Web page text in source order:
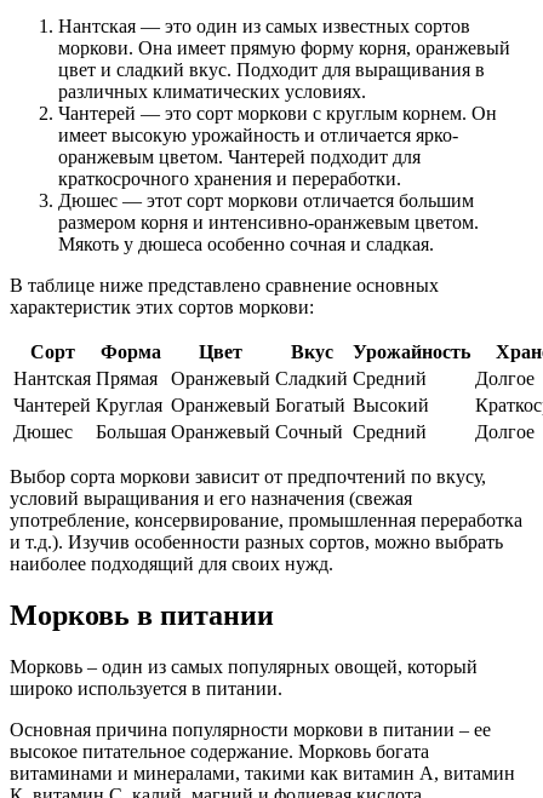
Нантская — это один из самых известных сортов
моркови. Она имеет прямую форму корня, оранжевый
цвет и сладкий вкус. Подходит для выращивания в
различных климатических условиях.
Чантерей — это сорт моркови с круглым корнем. Он
имеет высокую урожайность и отличается ярко-
оранжевым цветом. Чантерей подходит для
краткосрочного хранения и переработки.
Дюшес — этот сорт моркови отличается большим
размером корня и интенсивно-оранжевым цветом.
Мякоть у дюшеса особенно сочная и сладкая.
В таблице ниже представлено сравнение основных
характеристик этих сортов моркови:
Сорт Форма Цвет Вкус Урожайность
Нантская Прямая Оранжевый Сладкий Средний
Долгое
Чантерей Круглая Оранжевый Богатый Высокий
Дюшес
Большая Оранжевый Сочный Средний Долгое
Выбор сорта моркови зависит от предпочтений по вкусу,
условий выращивания и его назначения (свежая
употребление, консервирование, промышленная переработка
и т.д.). Изучив особенности разных сортов, можно выбрать
наиболее подходящий для своих нужд.
Морковь в питании
Морковь – один из самых популярных овощей, который
широко используется в питании.
Основная причина популярности моркови в питании – ее
высокое питательное содержание. Морковь богата
витаминами и минералами, такими как витамин А, витамин